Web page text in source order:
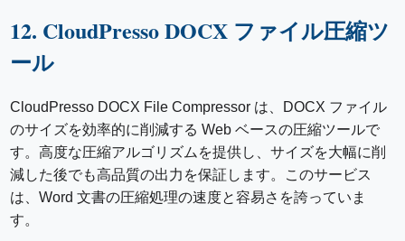
12. CloudPresso DOCX ファイル圧縮ツ
ール
CloudPresso DOCX File Compressor は、DOCX ファイル
のサイズを効率的に削減する Web ベースの圧縮ツールで
す。高度な圧縮アルゴリズムを提供し、サイズを大幅に削
減した後でも高品質の出力を保証します。このサービス
は、Word 文書の圧縮処理の速度と容易さを誇っていま
す。